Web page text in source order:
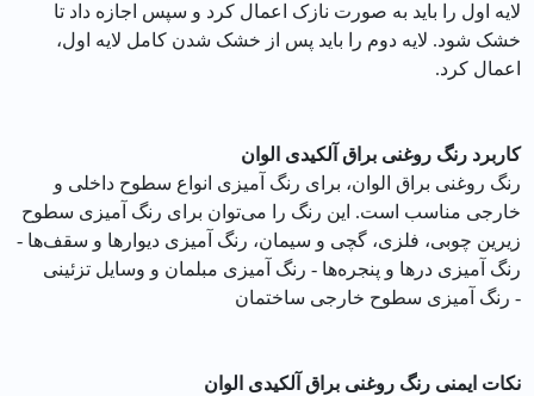
لایه اول را باید به صورت نازک اعمال کرد و سپس اجازه داد تا
خشک شود. لایه دوم را باید پس از خشک شدن کامل لایه اول،
اعمال کرد.
کاربرد رنگ روغنی براق آلکیدی الوان
رنگ روغنی براق الوان، برای رنگ آمیزی انواع سطوح داخلی و
خارجی مناسب است. این رنگ را می‌توان برای رنگ آمیزی سطوح
زیرین چوبی، فلزی، گچی و سیمان، رنگ آمیزی دیوارها و سقف‌ها -
رنگ آمیزی درها و پنجره‌ها - رنگ آمیزی مبلمان و وسایل تزئینی
- رنگ آمیزی سطوح خارجی ساختمان
نکات ایمنی رنگ روغنی براق آلکیدی الوان